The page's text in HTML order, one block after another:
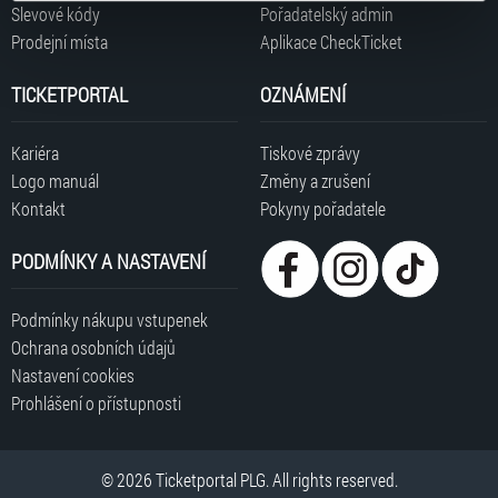
typy cookies používáme, naleznete níže. Možnosti
zpracování upravíte zaškrtnutím příslušné varianty. Svoji
„Cookies a jejich nastavení“.
Slevové kódy
Prodejní místa
Pořadatelský admin
Aplikace CheckTicket
TICKETPORTAL
Kariéra
Logo manuál
Kontakt
OZNÁMENÍ
Tiskové zprávy
Změny a zrušení
Pokyny pořadatele
PODMÍNKY A NASTAVENÍ
Podmínky nákupu vstupenek
Ochrana osobních údajů
Nastavení cookies
Prohlášení o přístupnosti
© 2026 Ticketportal PLG. All rights reserved.